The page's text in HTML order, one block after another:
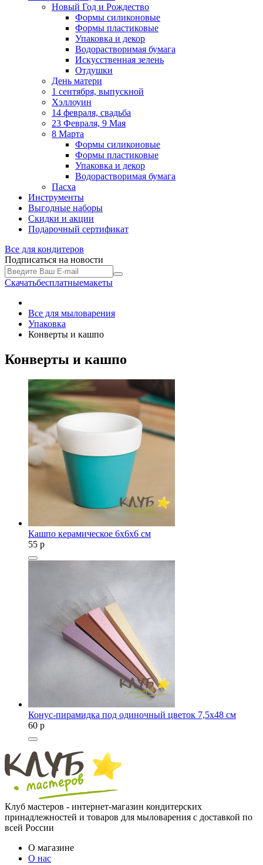
Новый Год и Рождество
Формы силиконовые
Формы пластиковые
Упаковка и декор
Водорастворимая бумага
Искусственная зелень
Отдушки
День матери
1 сентября, выпускной
Хэллоуин
14 февраля, свадьба
23 Февраля, 9 Мая
8 Марта
Формы силиконовые
Формы пластиковые
Упаковка и декор
Водорастворимая бумага
Пасха
Инструменты
Выгодные наборы
Скидки и акции
Подарочный сертификат
Все для кондитеров
Подписаться на новости
Скачатьбесплатныемакеты
Все для мыловарения
Упаковка
Конверты и кашпо
Конверты и кашпо
Кашпо керамическое 6х6х6 см
55 p
Конус-пирамидка под одиночный цветок 7,5х48 см
60 p
Клуб мастеров - интернет-магазин кондитерских
принадлежностей и товаров для мыловарения с доставкой по
всей России
О магазине
О нас